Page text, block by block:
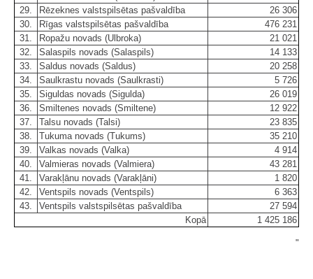
29.
Rēzeknes valstspilsētas pašvaldība
26 306
30.
Rīgas valstspilsētas pašvaldība
476 231
31.
Ropažu novads (Ulbroka)
21 021
32.
Salaspils novads (Salaspils)
14 133
33.
Saldus novads (Saldus)
20 258
34.
Saulkrastu novads (Saulkrasti)
5 726
35.
Siguldas novads (Sigulda)
26 019
36.
Smiltenes novads (Smiltene)
12 922
37.
Talsu novads (Talsi)
23 835
38.
Tukuma novads (Tukums)
35 210
39.
Valkas novads (Valka)
4 914
40.
Valmieras novads (Valmiera)
43 281
41.
Varakļānu novads (Varakļāni)
1 820
42.
Ventspils novads (Ventspils)
6 363
43.
Ventspils valstspilsētas pašvaldība
27 594
Kopā
1 425 186
"